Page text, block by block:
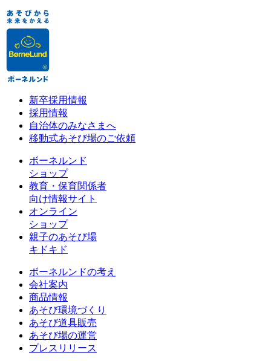
新卒採用情報
採用情報
自治体のみなさまへ
移動式あそび場のご依頼
ボーネルンド
ショップ
教育・保育関係者
向け情報サイト
オンライン
ショップ
親子のあそび場
キドキド
ボーネルンドの考え
会社案内
商品情報
あそび環境づくり
あそび道具販売
あそび場の運営
プレスリリース